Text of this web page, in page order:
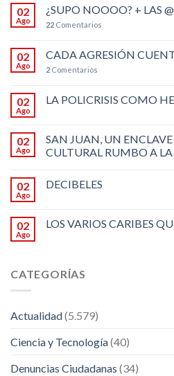
02
Ago
¿SUPO NOOOO? + LAS
22 Comentarios
02
Ago
CADA AGRESIÓN
2 Comentarios
02
Ago
LA POLICRISIS COMO
02
Ago
SAN JUAN, UN
CULTURAL RUMBO A
02
Ago
DECIBELES
02
Ago
LOS VARIOS CARIBES
CATEGORÍAS
Actualidad(5.579)
Ciencia y Tecnología(40)
Denuncias Ciudadanas (34)